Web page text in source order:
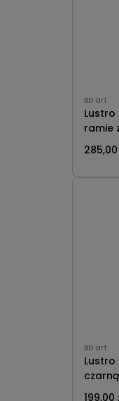
BD art
Lustro
ramie
salonu
BD Art
285,00
BD art
Lustro
199,00